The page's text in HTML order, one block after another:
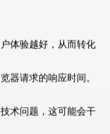
前台与实体店一样
性能监测的方方面
提升用户体验、提高
，我们还将讨论关键
并提供企业如何通过